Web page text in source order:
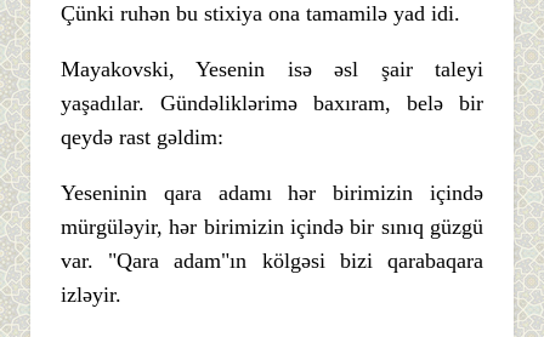
Çünki ruhən bu stixiya ona tamamilə yad idi.
Mayakovski, Yesenin isə əsl şair taleyi
yaşadılar. Gündəliklərimə baxıram, belə bir
qeydə rast gəldim:
Yeseninin qara adamı hər birimizin içində
mürgüləyir, hər birimizin içində bir sınıq güzgü
var. "Qara adam"ın kölgəsi bizi qarabaqara
izləyir.